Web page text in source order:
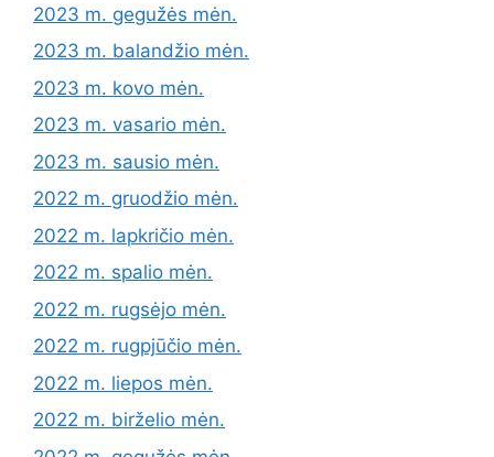
2023 m. gegužės mėn.
2023 m. balandžio mėn.
2023 m. kovo mėn.
2023 m. vasario mėn.
2023 m. sausio mėn.
2022 m. gruodžio mėn.
2022 m. lapkričio mėn.
2022 m. spalio mėn.
2022 m. rugsėjo mėn.
2022 m. rugpjūčio mėn.
2022 m. liepos mėn.
2022 m. birželio mėn.